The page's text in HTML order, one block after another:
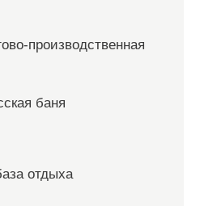
производственная
баня
отдыха